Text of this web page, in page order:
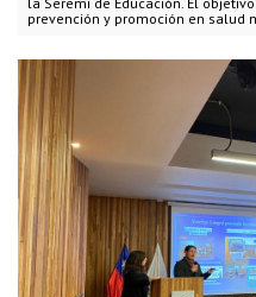
prevención y promoción en salud